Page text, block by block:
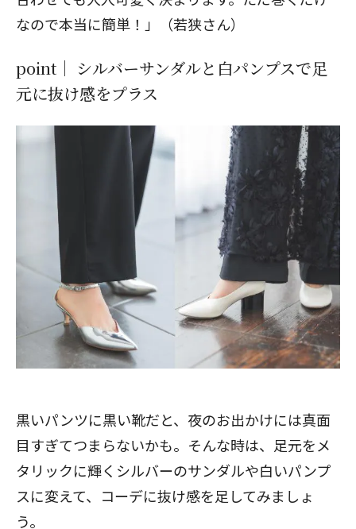
なので本当に簡単！」（若狭さん）
point｜ シルバーサンダルと白パンプスで足
元に抜け感をプラス
黒いパンツに黒い靴だと、夜のお出かけには真面
目すぎてつまらないかも。そんな時は、足元をメ
タリックに輝くシルバーのサンダルや白いパンプ
スに変えて、コーデに抜け感を足してみましょ
う。